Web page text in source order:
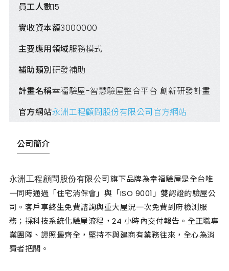
員工人數15
實收資本額3000000
主要應用領域服務模式
補助類別研發補助
計畫名稱幸福驗屋-智慧驗屋整合平台 創新研發計畫
官方網站永洲工程顧問股份有限公司官方網站
公司簡介
永洲工程顧問股份有限公司 旗下品牌為幸福驗屋是全台唯
一同時通過「住宅消保會」與「ISO 9001」雙認證的驗屋公
司。客戶享終生免費諮詢與重大屋況一次免費到府檢測服
務；採科技系統化驗屋流程，24 小時內交付報告。全正職專
業團隊、證照最齊全，堅持不與建商有業務往來，全心為消
費者把關。